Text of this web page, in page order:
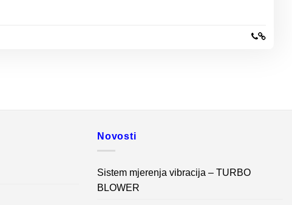
Novosti
Sistem mjerenja vibracija – TURBO
BLOWER